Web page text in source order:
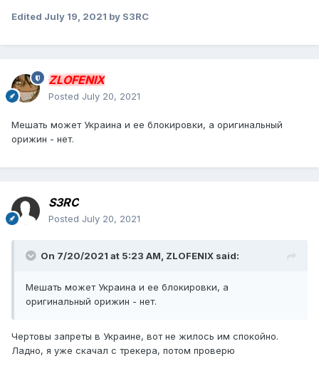
Edited July 19, 2021 by S3RC
ZLOFENIX
Posted July 20, 2021
Мешать может Украина и ее блокировки, а оригинальный
орижин - нет.
S3RC
Posted July 20, 2021
On 7/20/2021 at 5:23 AM, ZLOFENIX said:
Мешать может Украина и ее блокировки, а
оригинальный орижин - нет.
Чертовы запреты в Украине, вот не жилось им спокойно.
Ладно, я уже скачал с трекера, потом проверю